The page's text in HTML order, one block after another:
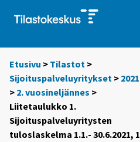
Etusivu > Tilastot >
Sijoituspalveluyritykset > 2021
> 2. vuosineljännes >
Liitetaulukko 1.
Sijoituspalveluyritysten
tuloslaskelma 1.1.- 30.6.2021, 1